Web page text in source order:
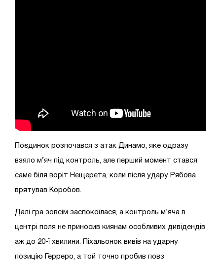
Поєдинок розпочався з атак Динамо, яке одразу
взяло м’яч під контроль, але перший момент стався
саме біля воріт Нещерета, коли після удару Рябова
врятував Коробов.
Далі гра зовсім заспокоїлася, а контроль м’яча в
центрі поля не приносив киянам особливих дивідендів
аж до 20-ї хвилини. Піхальонок вивів на ударну
позицію Герреро, а той точно пробив повз